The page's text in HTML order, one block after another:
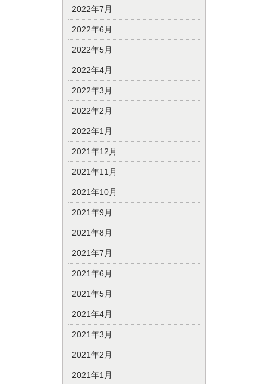
2022年7月
2022年6月
2022年5月
2022年4月
2022年3月
2022年2月
2022年1月
2021年12月
2021年11月
2021年10月
2021年9月
2021年8月
2021年7月
2021年6月
2021年5月
2021年4月
2021年3月
2021年2月
2021年1月